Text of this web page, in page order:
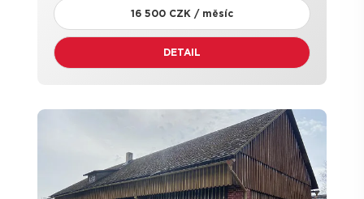
16 500 CZK / měsíc
DETAIL